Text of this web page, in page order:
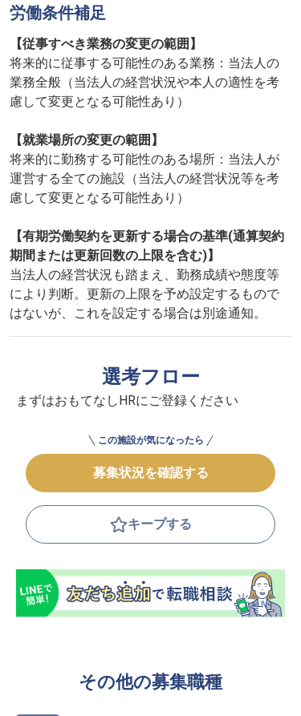
労働条件補足
【従事すべき業務の変更の範囲】
将来的に従事する可能性のある業務：当法人の
業務全般（当法人の経営状況や本人の適性を考
慮して変更となる可能性あり）
【就業場所の変更の範囲】
将来的に勤務する可能性のある場所：当法人が
運営する全ての施設（当法人の経営状況等を考
慮して変更となる可能性あり）
【有期労働契約を更新する場合の基準(通算契約
期間または更新回数の上限を含む)】
当法人の経営状況も踏まえ、勤務成績や態度等
により判断。更新の上限を予め設定するもので
はないが、これを設定する場合は別途通知。
選考フロー
まずはおもてなしHRにご登録ください
この施設が気になったら
募集状況を確認する
キープする
その他の募集職種